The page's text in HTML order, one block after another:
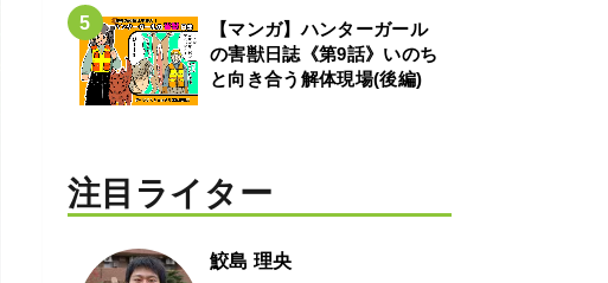
【マンガ】ハンターガール
の害獣日誌《第9話》いのち
と向き合う解体現場(後編)
注目ライター
鮫島 理央